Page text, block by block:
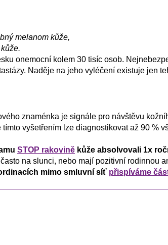
melanom kůže,
onemocní kolem 30 tisíc osob.
Naděje na jeho vyléčení existuje jen
znaménka je signále pro návštěvu
vyšetřením lze diagnostikovat až 90 %
STOP rakovině kůže absolvovali 1x
na slunci, nebo mají pozitivní rodinnou
mimo smluvní síť přispíváme